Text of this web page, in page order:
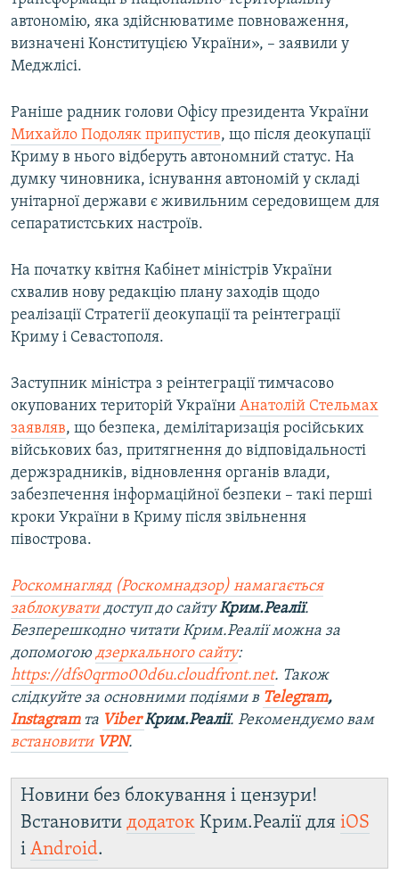
автономію, яка здійснюватиме повноваження,
визначені Конституцією України», – заявили у
Меджлісі.
Раніше радник голови Офісу президента України
Михайло Подоляк припустив, що після деокупації
Криму в нього відберуть автономний статус. На
думку чиновника, існування автономій у складі
унітарної держави є живильним середовищем для
сепаратистських настроїв.
На початку квітня Кабінет міністрів України
схвалив нову редакцію плану заходів щодо
реалізації Стратегії деокупації та реінтеграції
Криму і Севастополя.
Заступник міністра з реінтеграції тимчасово
окупованих територій України Анатолій Стельмах
заявляв, що безпека, демілітаризація російських
військових баз, притягнення до відповідальності
держзрадників, відновлення органів влади,
забезпечення інформаційної безпеки – такі перші
кроки України в Криму після звільнення
півострова.
Роскомнагляд (Роскомнадзор) намагається
заблокуватидоступ до сайтуКрим.Реалії.
Безперешкодно читати Крим.Реалії можна за
допомогою дзеркального сайту:
https://dfs0qrmo00d6u.cloudfront.net. Також
слідкуйте за основними подіями в Telegram,
Instagramта ViberКрим.Реалії. Рекомендуємо вам
встановити VPN.
Новини без блокування і цензури!
Встановити додаток Крим.Реалії для iOS
і Android.